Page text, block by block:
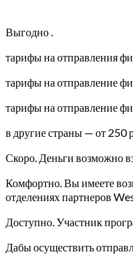
Выгодно .
тарифы на отправления
тарифы на отправление
тарифы на отправление
в другие страны — от
Скоро. Деньги возможно
Комфортно. Вы имеете
отделениях партнеров
Доступно. Участник
Дабы осуществить